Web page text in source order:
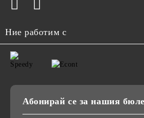
Ние работим с
Абонирай се за нашия